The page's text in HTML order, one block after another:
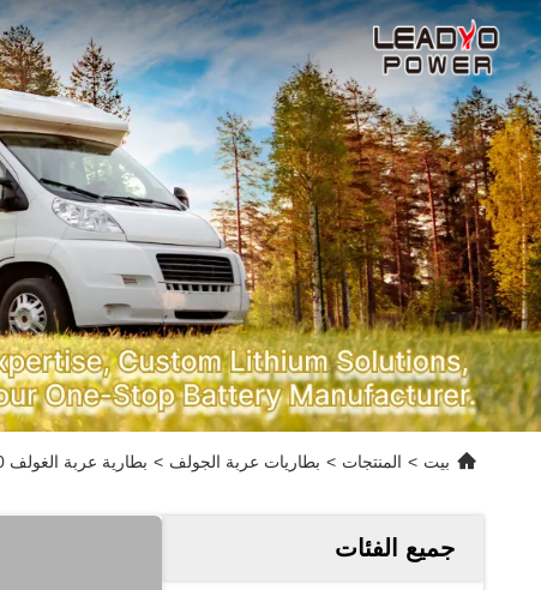
بيت > المنتجات > بطاريات عربة الجولف > بطارية عربة الغولف 48V 150Ah 51.2V LiFePO4 ، 250A BMS ، 4000+ دورة بطارية الليثيوم ، أقصى طاقة 12.8 كيلوواط
جميع الفئات